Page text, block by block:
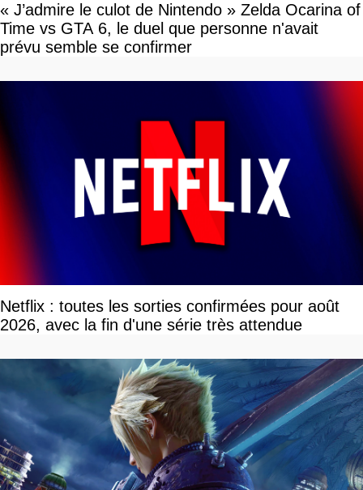
« J’admire le culot de Nintendo » Zelda Ocarina of
Time vs GTA 6, le duel que personne n'avait
prévu semble se confirmer
Netflix : toutes les sorties confirmées pour août
2026, avec la fin d'une série très attendue